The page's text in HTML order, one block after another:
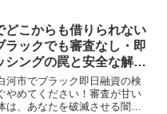
者を避け、借金地獄から抜け
の実体験と確実な解決策を完
どこからも借りられない
ラックでも審査なし・即
シングの罠と安全な解決
河市でブラック即日融資の検
やめてください！審査が甘い
は、あなたを破滅させる闇金